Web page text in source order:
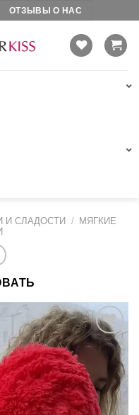
ОТЗЫВЫ О НАС
И СЛАДОСТИ /
МЯГКИЕ
В
избранное